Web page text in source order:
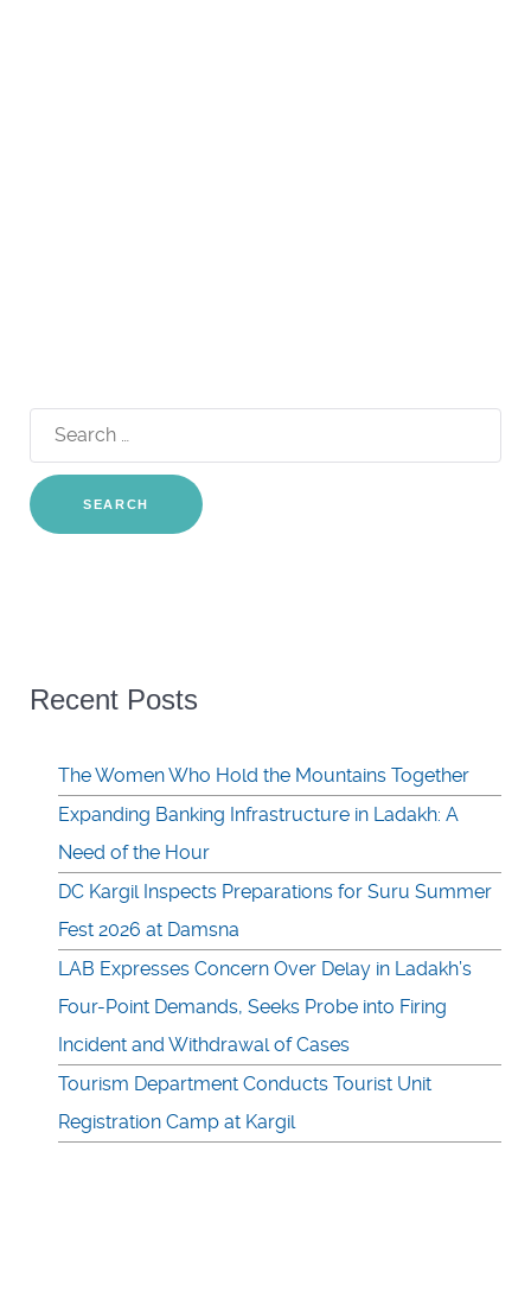
Search
for:
Recent Posts
The Women Who Hold the Mountains Together
Expanding Banking Infrastructure in Ladakh: A
Need of the Hour
DC Kargil Inspects Preparations for Suru Summer
Fest 2026 at Damsna
LAB Expresses Concern Over Delay in Ladakh’s
Four-Point Demands, Seeks Probe into Firing
Incident and Withdrawal of Cases
Tourism Department Conducts Tourist Unit
Registration Camp at Kargil